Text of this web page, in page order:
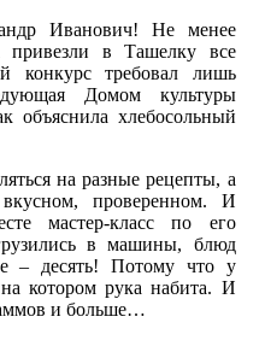
Иванович! Не менее
привезли в Ташелку все
конкурс требовал лишь
Домом культуры
объяснила хлебосольный
на разные рецепты, а
проверенном. И
мастер-класс по его
в машины, блюд
– десять! Потому что у
котором рука набита. И
и больше…